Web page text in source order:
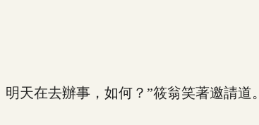
在去辦事，如何？”筱翁笑著邀請道。